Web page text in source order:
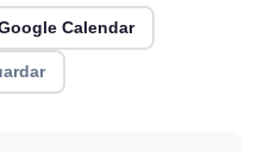
Calendar